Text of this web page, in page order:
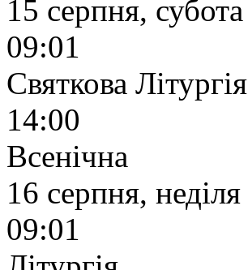
15 серпня, субота
09:01
Святкова Літургія
14:00
Всенічна
16 серпня, неділя
09:01